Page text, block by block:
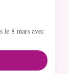
le 8 mars avec